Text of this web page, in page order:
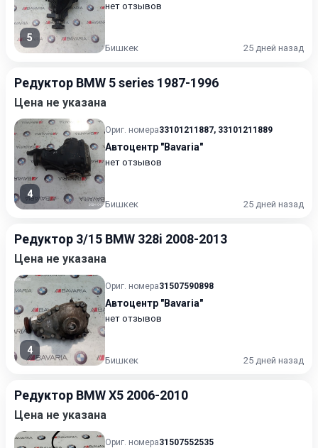
5
нет отзывов
Бишкек 25 дней назад
Редуктор BMW 5 series 1987-1996
Цена не указана
4
Ориг. номера33101211887, 33101211889
Автоцентр "Bavaria"
нет отзывов
Бишкек 25 дней назад
Редуктор 3/15 BMW 328i 2008-2013
Цена не указана
4
Ориг. номера31507590898
Автоцентр "Bavaria"
нет отзывов
Бишкек 25 дней назад
Редуктор BMW X5 2006-2010
Цена не указана
Ориг. номера31507552535